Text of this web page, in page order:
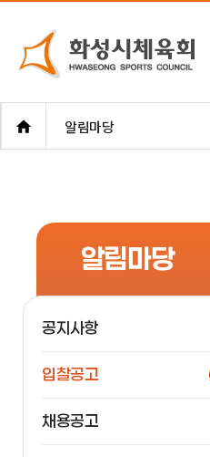
알림마당
알림마당
공지사항
입찰공고
채용공고